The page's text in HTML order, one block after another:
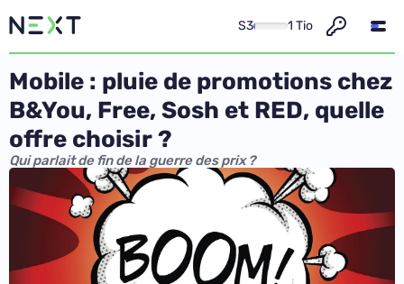
S3 1 Tio
Mobile : pluie de promotions chez
B&You, Free, Sosh et RED, quelle
offre choisir ?
Qui parlait de fin de la guerre des prix ?